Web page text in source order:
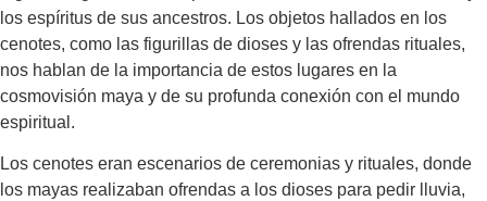
los espíritus de sus ancestros. Los objetos hallados en los
cenotes, como las figurillas de dioses y las ofrendas rituales,
nos hablan de la importancia de estos lugares en la
cosmovisión maya y de su profunda conexión con el mundo
espiritual.
Los cenotes eran escenarios de ceremonias y rituales, donde
los mayas realizaban ofrendas a los dioses para pedir lluvia,